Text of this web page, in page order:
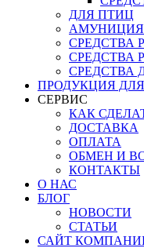
ДЛЯ ПТИЦ
АМУНИЦИЯ
СРЕДСТВА
СРЕДСТВА
СРЕДСТВА
ПРОДУКЦИЯ
СЕРВИС
КАК
ДОСТАВКА
ОПЛАТА
ОБМЕН И
КОНТАКТЫ
О НАС
БЛОГ
НОВОСТИ
СТАТЬИ
САЙТ